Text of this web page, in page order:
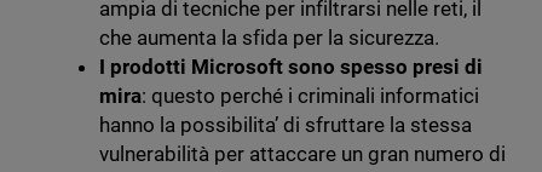
ampia di tecniche per infiltrarsi nelle reti, il
che aumenta la sfida per la sicurezza.
I prodotti Microsoft sono spesso presi di
mira: questo perché i criminali informatici
hanno la possibilita’ di sfruttare la stessa
vulnerabilità per attaccare un gran numero di